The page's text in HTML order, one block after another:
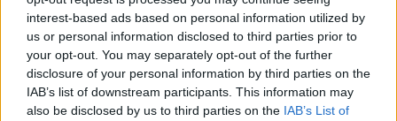
interest-based ads based on personal information utilized by
us or personal information disclosed to third parties prior to
your opt-out. You may separately opt-out of the further
disclosure of your personal information by third parties on the
IAB’s list of downstream participants. This information may
also be disclosed by us to third parties on the IAB’s List of
iszonyatos hanekei verzió már megint az élet
árnyoldaláról, hanem kisebb, de inkább nagyobb
eséllyel mindannyiunkra ez a sors vár.” A tovább
után két rövid jelenet tekinthető meg a filmből.